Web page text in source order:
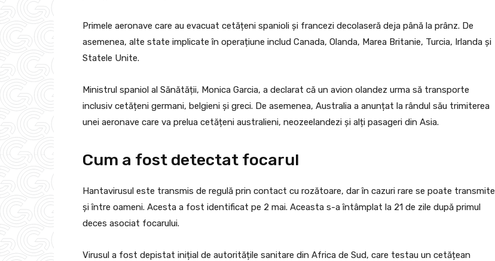
Primele aeronave care au evacuat cetățeni spanioli și francezi decolaseră deja până la prânz. De
asemenea, alte state implicate în operațiune includ Canada, Olanda, Marea Britanie, Turcia, Irlanda și
Statele Unite.
Ministrul spaniol al Sănătății, Monica Garcia, a declarat că un avion olandez urma să transporte
inclusiv cetățeni germani, belgieni și greci. De asemenea, Australia a anunțat la rândul său trimiterea
unei aeronave care va prelua cetățeni australieni, neozeelandezi și alți pasageri din Asia.
Cum a fost detectat focarul
Hantavirusul este transmis de regulă prin contact cu rozătoare, dar în cazuri rare se poate transmite
și între oameni. Acesta a fost identificat pe 2 mai. Aceasta s-a întâmplat la 21 de zile după primul
deces asociat focarului.
Virusul a fost depistat inițial de autoritățile sanitare din Africa de Sud, care testau un cetățean